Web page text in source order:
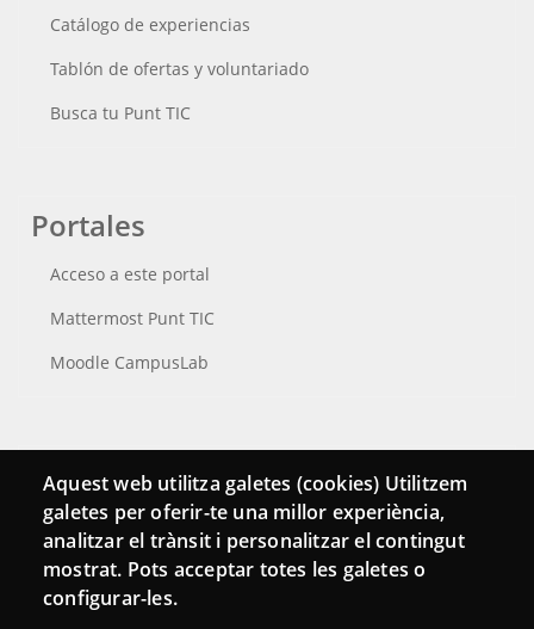
Catálogo de experiencias
Tablón de ofertas y voluntariado
Busca tu Punt TIC
Portales
Acceso a este portal
Mattermost Punt TIC
Moodle CampusLab
Conecta
Contacto
Hemeroteca
Aquest web utilitza galetes (cookies) Utilitzem
galetes per oferir-te una millor experiència,
analitzar el trànsit i personalitzar el contingut
mostrat. Pots acceptar totes les galetes o
configurar-les.